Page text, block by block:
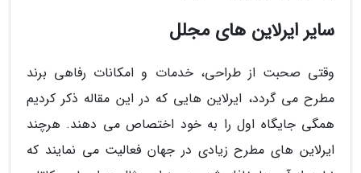
سایر ایرلاین های مجلل
وقتی صحبت از طراحی، خدمات و امکانات رفاهی برند
مطرح می گردد، ایرلاین هایی که در این مقاله ذکر کردیم
همگی جایگاه اول را به خود اختصاص می دهند. هرچند
ایرلاین های مطرح زیادی در جهان فعالیت می نمایند که